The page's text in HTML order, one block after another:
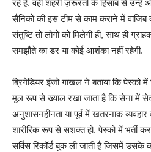
रहे हैं. वहीं शहरी ज़रूरतों के हिसाब से उन्हें
सैनिकों की इस टीम से काम कराने में वाजिब
संतुष्टि तो लोगों को मिलेगी ही, साथ ही
समझौते का डर या कोई आशंका नहीं रहेगी.
ब्रिगेडियर इंजो गाखल ने बताया कि पेस्को
मूल रूप से ख्याल रखा जाता है कि सेना में
अनुशासनहीनता या पूर्व में खतरनाक व्यवहार
शारीरिक रूप से सशक्त हो. पेस्को में भर्ती
सर्विस रिकॉर्ड बुक ली जाती है जिसमें